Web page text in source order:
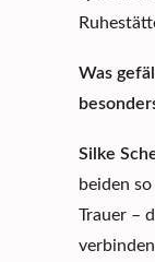
Was
Silke
beiden
Trauer –